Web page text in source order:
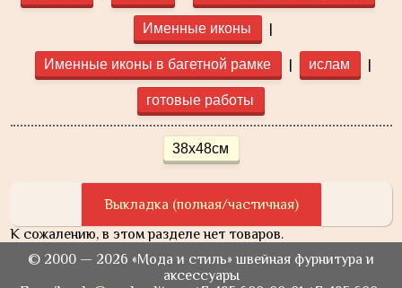
Именные иконы |
Именные иконы в багетной рамке | ислам |
готовые работы
38x48см
Выкладка (полная/частичная)
К сожалению, в этом разделе нет товаров.
© 2000 — 2026 «Мода и стиль» швейная фурнитура и
аксессуары